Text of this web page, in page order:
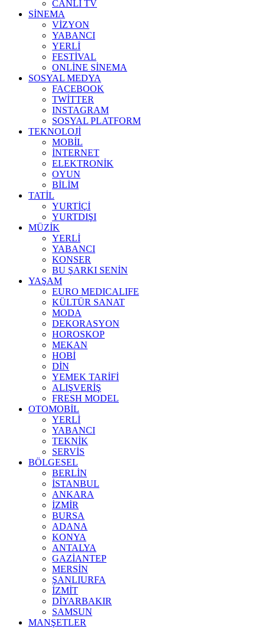
CANLI TV
SİNEMA
VİZYON
YABANCI
YERLİ
FESTİVAL
ONLİNE SİNEMA
SOSYAL MEDYA
FACEBOOK
TWİTTER
INSTAGRAM
SOSYAL PLATFORM
TEKNOLOJİ
MOBİL
İNTERNET
ELEKTRONİK
OYUN
BİLİM
TATİL
YURTİÇİ
YURTDIŞI
MÜZİK
YERLİ
YABANCI
KONSER
BU ŞARKI SENİN
YAŞAM
EURO MEDICALIFE
KÜLTÜR SANAT
MODA
DEKORASYON
HOROSKOP
MEKAN
HOBİ
DİN
YEMEK TARİFİ
ALIŞVERİŞ
FRESH MODEL
OTOMOBİL
YERLİ
YABANCI
TEKNİK
SERVİS
BÖLGESEL
BERLİN
İSTANBUL
ANKARA
İZMİR
BURSA
ADANA
KONYA
ANTALYA
GAZİANTEP
MERSİN
ŞANLIURFA
İZMİT
DİYARBAKIR
SAMSUN
MANŞETLER